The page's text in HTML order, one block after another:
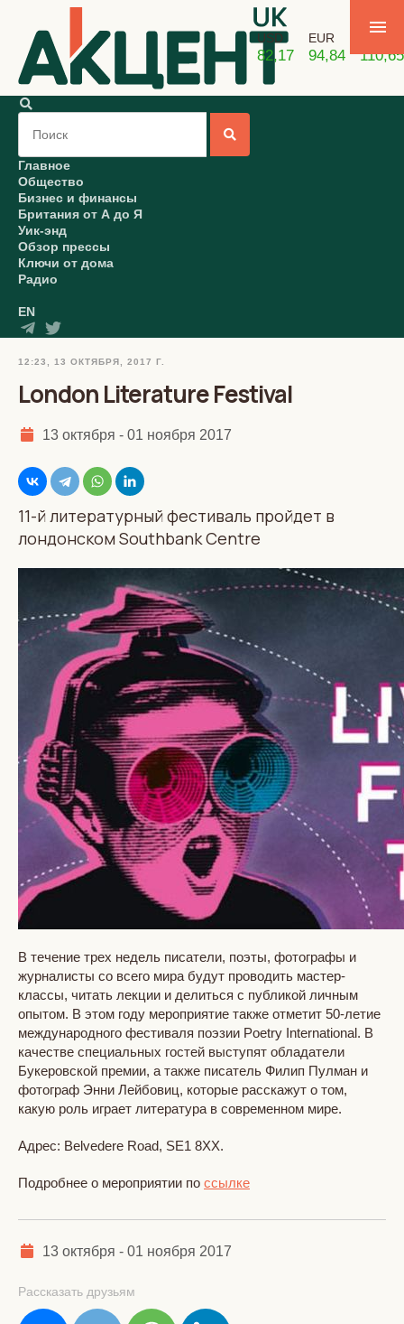
USD
82,17
EUR
94,84 110,65
Главное
Общество
Бизнес и финансы
Британия от А до Я
Уик-энд
Обзор прессы
Ключи от дома
Радио
EN
12:23, 13 ОКТЯБРЯ, 2017 Г.
London Literature Festival
13 октября - 01 ноября 2017
11-й литературный фестиваль пройдет в
лондонском Southbank Centre
В течение трех недель писатели, поэты, фотографы и
журналисты со всего мира будут проводить мастер-
классы, читать лекции и делиться с публикой личным
опытом. В этом году мероприятие также отметит 50-летие
международного фестиваля поэзии Poetry International. В
качестве специальных гостей выступят обладатели
Букеровской премии, а также писатель Филип Пулман и
фотограф Энни Лейбовиц, которые расскажут о том,
какую роль играет литература в современном мире.
Адрес: Belvedere Road, SE1 8XX.
Подробнее о мероприятии по ссылке
13 октября - 01 ноября 2017
Рассказать друзьям